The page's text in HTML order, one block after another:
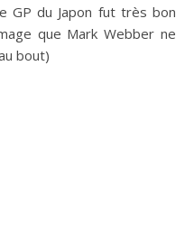
GP du Japon fut très bon
que Mark Webber ne
bout)